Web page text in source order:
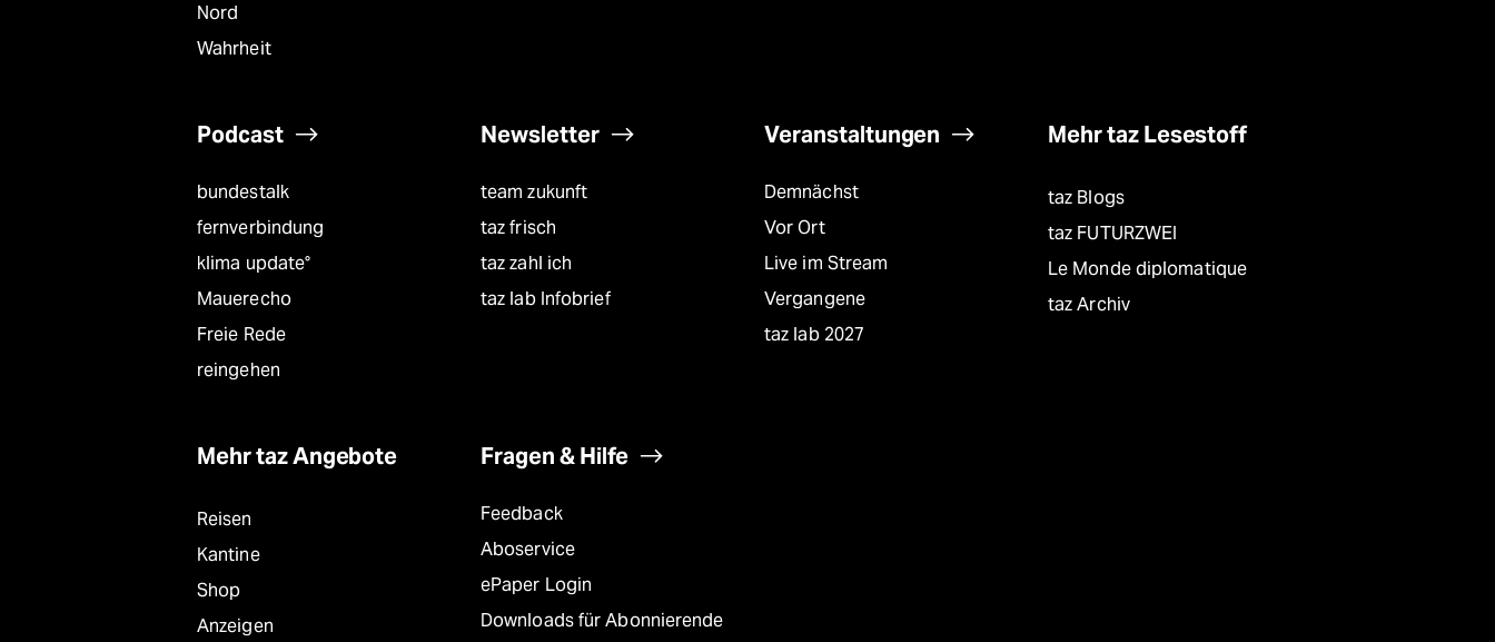
Nord
Wahrheit
Podcast
bundestalk
fernverbindung
klima update°
Mauerecho
Freie Rede
reingehen
Newsletter
team zukunft
taz frisch
taz zahl ich
taz lab Infobrief
Veranstaltungen
Demnächst
Vor Ort
Live im Stream
Vergangene
taz lab 2027
Mehr taz Lesestoff
taz Blogs
taz FUTURZWEI
Le Monde diplomatique
taz Archiv
Mehr taz Angebote
Reisen
Kantine
Shop
Anzeigen
Fragen & Hilfe
Feedback
Aboservice
ePaper Login
Downloads für Abonnierende